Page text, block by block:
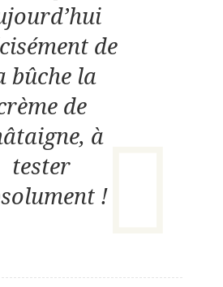
de
bûche la
de
à
tester
!